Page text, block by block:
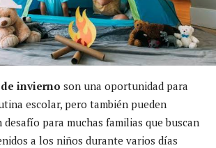
invierno son una oportunidad para
escolar, pero también pueden
para muchas familias que buscan
a los niños durante varios días